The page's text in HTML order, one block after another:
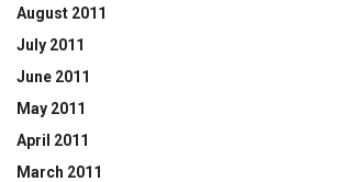
August 2011
July 2011
June 2011
May 2011
April 2011
March 2011